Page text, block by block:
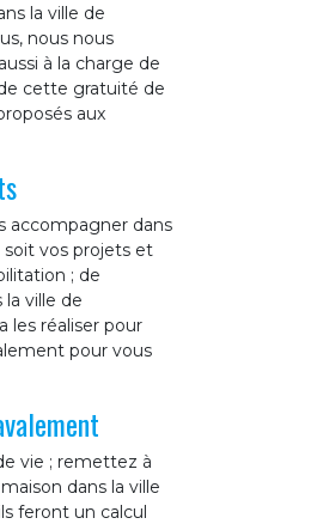
la ville de
nous nous
à la charge de
cette gratuité de
aux
accompagner dans
vos projets et
; de
ville de
les réaliser pour
pour vous
vie ; remettez à
dans la ville
feront un calcul